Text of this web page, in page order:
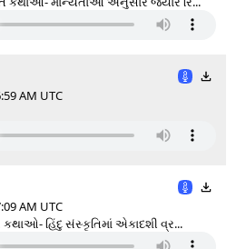
AM UTC
AM UTC
હિંદુ સંસ્કૃતિમાં એકાદશી વ્ર...